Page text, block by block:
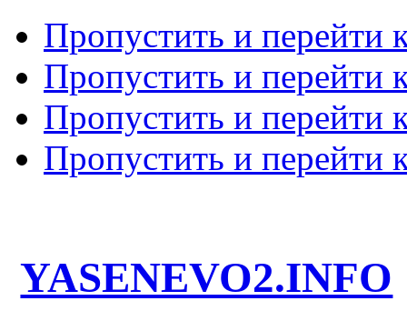
Пропустить и перейти
Пропустить и перейти
Пропустить и перейти
Пропустить и перейти
YASENEVO2.INFO